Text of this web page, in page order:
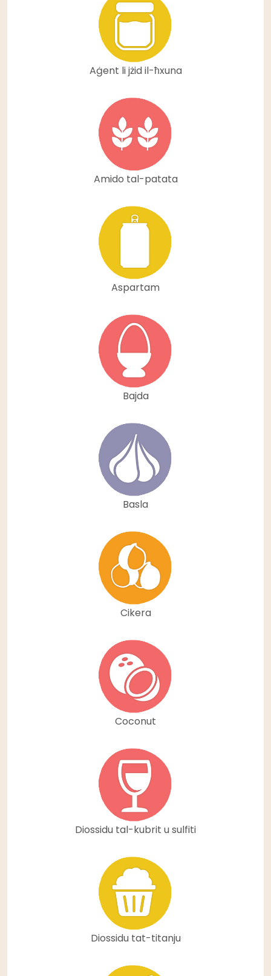
Aġent li jżid il-ħxuna
Amido tal-patata
Aspartam
Bajda
Basla
Cikera
Coconut
Diossidu tal-kubrit u sulfiti
Diossidu tat-titanju